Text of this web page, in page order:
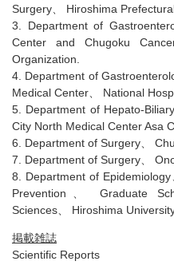
Surgery、 Hiroshima
3. Department of
Center and Chugoku
Organization.
4. Department of
Medical Center、 National
5. Department of Hepato-
City North Medical Center Asa
6. Department of Surgery、
7. Department of Surgery、
8. Department of
Prevention、 Graduate
Sciences、 Hiroshima
掲載雑誌
Scientific Reports